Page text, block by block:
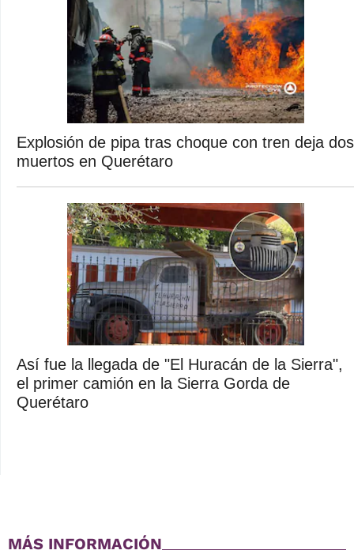
Explosión de pipa tras choque con tren deja dos
muertos en Querétaro
Así fue la llegada de "El Huracán de la Sierra",
el primer camión en la Sierra Gorda de
Querétaro
MÁS INFORMACIÓN